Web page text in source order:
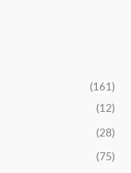
(161)
(12)
(28)
(75)